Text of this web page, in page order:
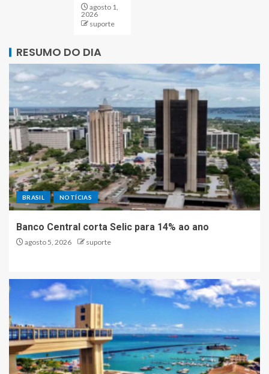
agosto 1,
2026
suporte
RESUMO DO DIA
BRASIL NOTÍCIAS
Banco Central corta Selic para 14% ao ano
agosto 5, 2026 suporte